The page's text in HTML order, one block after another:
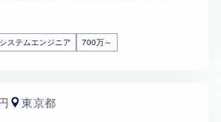
ステムエンジニア 700万～
東京都